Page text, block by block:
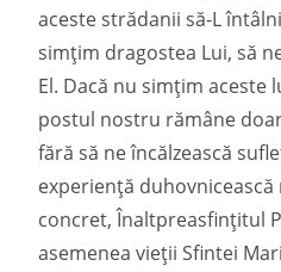
aceste strădanii să-L
simțim dragostea Lui, să
El. Dacă nu simțim aceste
postul nostru rămâne
fără să ne încălzească
experiență duhovnicească
concret, Înaltpreasfințitul
asemenea vieții Sfintei